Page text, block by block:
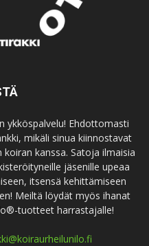
ykköspalvelu! Ehdottomasti
mikäli sinua kiinnostavat
kanssa. Satoja ilmaisia
jäsenille upeaa
itsensä kehittämiseen
Meiltä löydät myös ihanat
tuotteet harrastajalle!